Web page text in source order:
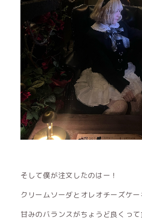
そして僕が注文したのはー！
クリームソーダとオレオチーズケー
甘みのバランスがちょうど良くっ